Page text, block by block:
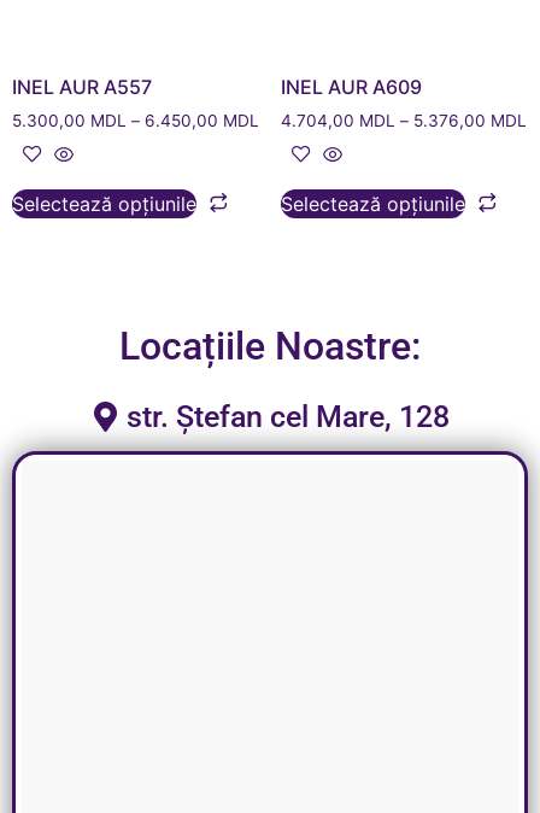
INEL AUR A557
5.300,00 MDL – 6.450,00 MDL
Selectează opțiunile
INEL AUR A609
4.704,00 MDL – 5.376,00 MDL
Selectează opțiunile
Locațiile Noastre:
str. Ștefan cel Mare, 128